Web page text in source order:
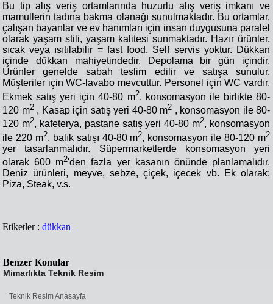
Bu tip alış veriş ortamlarında huzurlu alış veriş imkanı ve
mamullerin tadına bakma olanağı sunulmaktadır. Bu ortamlar,
çalışan bayanlar ve ev hanımları için insan duygusuna paralel
olarak yaşam stili, yaşam kalitesi sunmaktadır. Hazır ürünler,
sıcak veya ısıtılabilir = fast food. Self servis yoktur. Dükkan
içinde dükkan mahiyetindedir. Depolama bir gün içindir.
Ürünler genelde sabah teslim edilir ve satışa sunulur.
Müşteriler için WC-lavabo mevcuttur. Personel için WC vardır.
Ekmek satış yeri için 40-80 m2, konsomasyon ile birlikte 80-
120 m2, Kasap için satış yeri 40-80 m2 , konsomasyon ile 80-
120 m2, kafeterya, pastane satış yeri 40-80 m2, konsomasyon
ile 220 m2, balık satışı 40-80 m2, konsomasyon ile 80-120 m2
yer tasarlanmalıdır. Süpermarketlerde konsomasyon yeri
olarak 600 m2'den fazla yer kasanın önünde planlamalıdır.
Deniz ürünleri, meyve, sebze, çiçek, içecek vb. Ek olarak:
Piza, Steak, v.s.
Etiketler : dükkan
Benzer Konular
Mimarlıkta Teknik Resim
Teknik Resim Anasayfa